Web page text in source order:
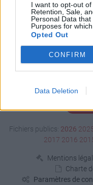
I want to opt-out of
Retention, Sale,
Personal Data
Purposes for
Opted Out
CONFIRM
Data Deletion
Fichiers publics: 2026
2017 2016
Mentions
Charte
Paramètres de